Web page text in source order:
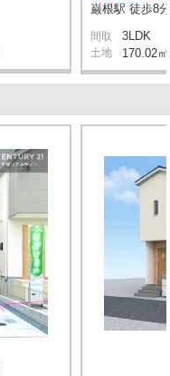
巌根駅 徒歩8分
間取 3LDK
土地 170.02㎡